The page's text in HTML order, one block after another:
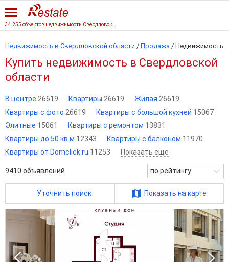
Недвижимость в Свердловской области / Продажа / Недвижимость
Купить недвижимость в Свердловской
области
В центре 26619 Квартиры 26619 Жилая 26619
Квартиры с фото 26619 Квартиры с большой кухней 15067
Элитные 15061 Квартиры с ремонтом 13831
Квартиры до 50 кв.м 12343 Квартиры с балконом 11970
Квартиры от Domclick.ru 11253 Показать ещё
9410 объявлений по рейтингу
Уточнить поиск Показать на карте